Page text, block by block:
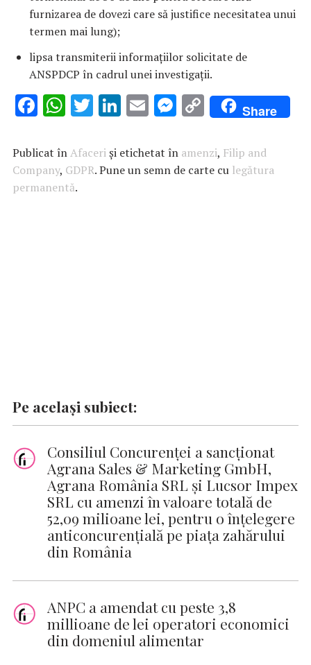
furnizarea de dovezi care să justifice necesitatea unui
termen mai lung);
lipsa transmiterii informațiilor solicitate de
ANSPDCP în cadrul unei investigații.
F
e
b
o
W
at
s
A
T
it
te
Li
k
e
E
ai
l
M
se
n
C
o
p
y
Share
Publicat înAfaceriși etichetat în amenzi, Filip and
Company, GDPR. Pune un semn de carte cu legătura
permanentă.
Pe același subiect:
Consiliul Concurenței a sancționat
Agrana Sales & Marketing GmbH,
Agrana România SRL și Lucsor Impex
SRL cu amenzi în valoare totală de
52,09 milioane lei, pentru o înțelegere
anticoncurențială pe piața zahărului
din România
ANPC a amendat cu peste 3,8
millioane de lei operatori economici
din domeniul alimentar